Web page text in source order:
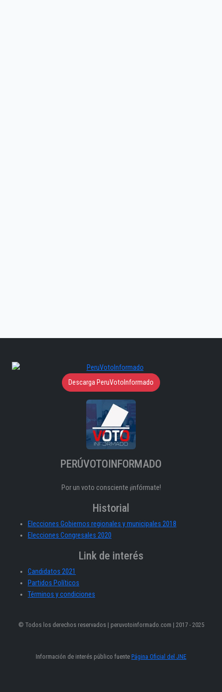
Descarga PeruVotoInformado
PERÚVOTOINFORMADO
Por un voto consciente ¡infórmate!
Historial
Elecciones Gobiernos regionales y municipales 2018
Elecciones Congresales 2020
Link de interés
Candidatos 2021
Partidos Políticos
Términos y condiciones
© Todos los derechos reservados | peruvotoinformado.com | 2017 - 2025
Información de interés público fuente Página Oficial del JNE